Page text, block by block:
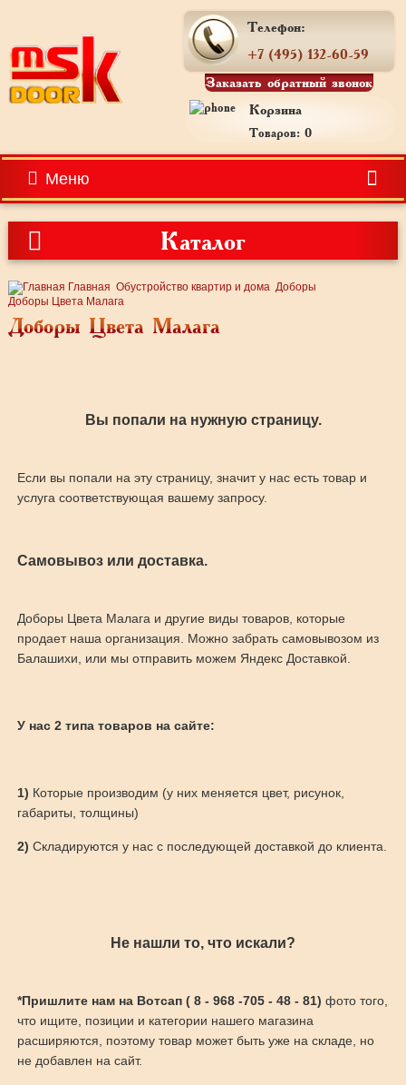
Телефон:
+7 (495) 132-60-59
Заказать обратный звонок
Корзина
Товаров: 0
Меню
Каталог
Главная Обустройство квартир и дома Доборы
Доборы Цвета Малага
Доборы Цвета Малага
Вы попали на нужную страницу.
Если вы попали на эту страницу, значит у нас есть товар и
услуга соответствующая вашему запросу.
Самовывоз или доставка.
Доборы Цвета Малага и другие виды товаров, которые
продает наша организация. Можно забрать самовывозом из
Балашихи, или мы отправить можем Яндекс Доставкой.
У нас 2 типа товаров на сайте:
1) Которые производим (у них меняется цвет, рисунок,
габариты, толщины)
2) Складируются у нас с последующей доставкой до клиента.
Не нашли то, что искали?
*Пришлите нам на Вотсап ( 8 - 968 -705 - 48 - 81) фото того,
что ищите, позиции и категории нашего магазина
расширяются, поэтому товар может быть уже на складе, но
не добавлен на сайт.